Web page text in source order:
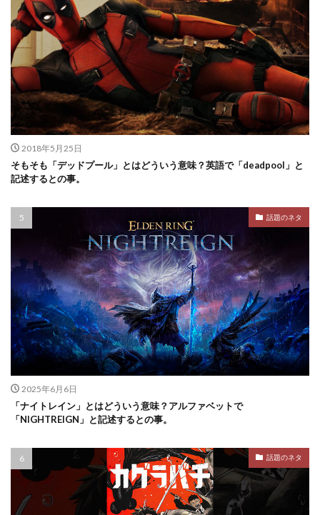
2018年5月25日
そもそも「デッドプール」とはどういう意味？英語で「deadpool」と
記述するとの事。
話題のネタ
2025年6月6日
「ナイトレイン」とはどういう意味？アルファベットで
「NIGHTREIGN」と記述するとの事。
話題のネタ